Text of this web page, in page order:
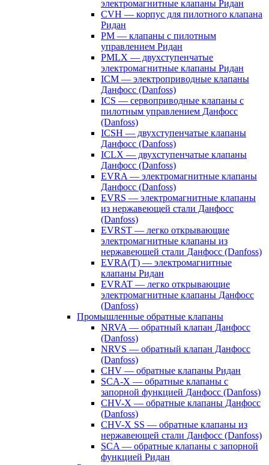
электромагнитные клапаны Ридан
CVH — корпус для пилотного клапана
Ридан
PM — клапаны с пилотным
управлением Ридан
PMLX — двухступенчатые
электромагнитные клапаны Ридан
ICM — электроприводные клапаны
Данфосс (Danfoss)
ICS — сервоприводные клапаны с
пилотным управлением Данфосс
(Danfoss)
ICSH — двухступенчатые клапаны
Данфосс (Danfoss)
ICLX — двухступенчатые клапаны
Данфосс (Danfoss)
EVRA — электромагнитные клапаны
Данфосс (Danfoss)
EVRS — электромагнитные клапаны
из нержавеющей стали Данфосс
(Danfoss)
EVRST — легко открывающие
электромагнитные клапаны из
нержавеющей стали Данфосс (Danfoss)
EVRA(T) — электромагнитные
клапаны Ридан
EVRAT — легко открывающие
электромагнитные клапаны Данфосс
(Danfoss)
Промышленные обратные клапаны
NRVA — обратный клапан Данфосс
(Danfoss)
NRVS — обратный клапан Данфосс
(Danfoss)
CHV — обратные клапаны Ридан
SCA-X — обратные клапаны с
запорной функцией Данфосс (Danfoss)
CHV-X — обратные клапаны Данфосс
(Danfoss)
CHV-X SS — обратные клапаны из
нержавеющей стали Данфосс (Danfoss)
SCA — обратные клапаны с запорной
функцией Ридан